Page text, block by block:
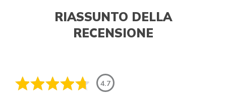
RIASSUNTO DELLA
RECENSIONE
4.7